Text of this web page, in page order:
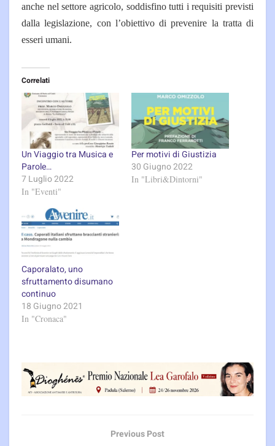
anche nel settore agricolo, soddisfino tutti i requisiti previsti
dalla legislazione, con l’obiettivo di prevenire la tratta di
esseri umani.
Correlati
Un Viaggio tra Musica e
Parole…
7 Luglio 2022
In "Eventi"
Per motivi di Giustizia
30 Giugno 2022
In "Libri&Dintorni"
Caporalato, uno
sfruttamento disumano
continuo
18 Giugno 2021
In "Cronaca"
Previous Post